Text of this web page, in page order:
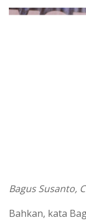
Bagus Susanto,
Bahkan, kata